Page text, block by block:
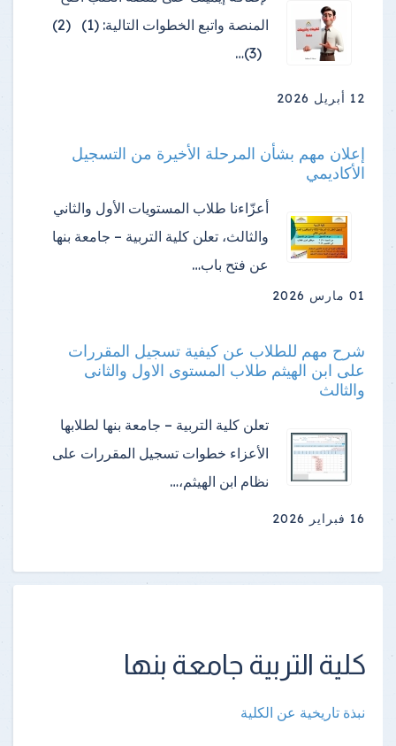
المنصة واتبع الخطوات التالية: (1) (2)
(3)…
12 أبريل 2026
إعلان مهم بشأن المرحلة الأخيرة من التسجيل
الأكاديمي
أعزّاءنا طلاب المستويات الأول والثاني
والثالث، تعلن كلية التربية – جامعة بنها
عن فتح باب…
01 مارس 2026
شرح مهم للطلاب عن كيفية تسجيل المقررات
على ابن الهيثم طلاب المستوى الاول والثانى
والثالث
تعلن كلية التربية – جامعة بنها لطلابها
الأعزاء خطوات تسجيل المقررات على
نظام ابن الهيثم،…
16 فبراير 2026
كلية التربية جامعة بنها
نبذة تاريخية عن الكلية